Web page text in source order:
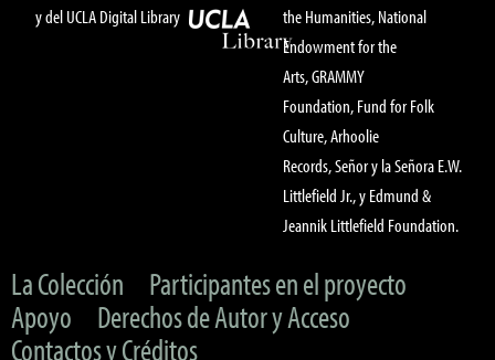
y del UCLA Digital Library
the Humanities, National
Endowment for the
Arts, GRAMMY
Foundation, Fund for Folk
Culture, Arhoolie
Records, Señor y la Señora E.W.
Littlefield Jr., y Edmund &
Jeannik Littlefield Foundation.
La Colección
Participantes en el proyecto
Apoyo
Derechos de Autor y Acceso
Contactos y Créditos